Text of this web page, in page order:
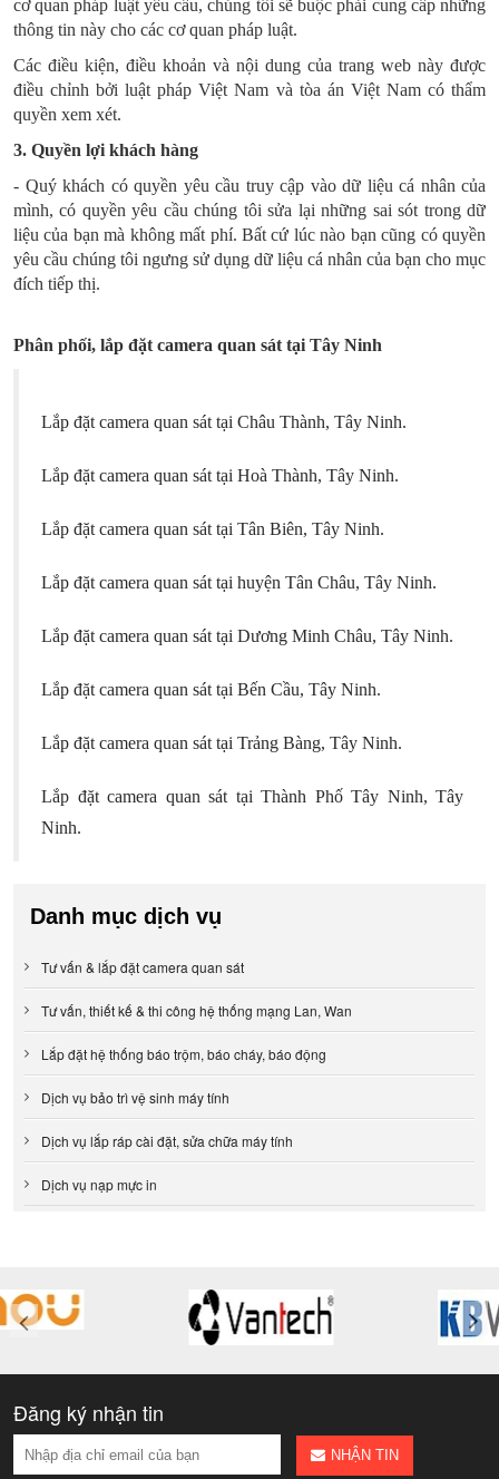
cơ quan pháp luật yêu cầu, chúng tôi sẽ buộc phải cung cấp những
thông tin này cho các cơ quan pháp luật.
Các điều kiện, điều khoản và nội dung của trang web này được
điều chỉnh bởi luật pháp Việt Nam và tòa án Việt Nam có thẩm
quyền xem xét.
3. Quyền lợi khách hàng
- Quý khách có quyền yêu cầu truy cập vào dữ liệu cá nhân của
mình, có quyền yêu cầu chúng tôi sửa lại những sai sót trong dữ
liệu của bạn mà không mất phí. Bất cứ lúc nào bạn cũng có quyền
yêu cầu chúng tôi ngưng sử dụng dữ liệu cá nhân của bạn cho mục
đích tiếp thị.
Phân phối, lắp đặt camera quan sát tại Tây Ninh
Lắp đặt camera quan sát tại Châu Thành, Tây Ninh.
Lắp đặt camera quan sát tại Hoà Thành, Tây Ninh.
Lắp đặt camera quan sát tại Tân Biên, Tây Ninh.
Lắp đặt camera quan sát tại huyện Tân Châu, Tây Ninh.
Lắp đặt camera quan sát tại Dương Minh Châu, Tây Ninh.
Lắp đặt camera quan sát tại Bến Cầu, Tây Ninh.
Lắp đặt camera quan sát tại Trảng Bàng, Tây Ninh.
Lắp đặt camera quan sát tại Thành Phố Tây Ninh, Tây
Ninh.
Danh mục dịch vụ
Tư vấn & lắp đặt camera quan sát
Tư vấn, thiết kế & thi công hệ thống mạng Lan, Wan
Lắp đặt hệ thống báo trộm, báo cháy, báo động
Dịch vụ bảo trì vệ sinh máy tính
Dịch vụ lắp ráp cài đặt, sửa chữa máy tính
Dịch vụ nạp mực in
Đăng ký nhận tin
NHẬN TIN